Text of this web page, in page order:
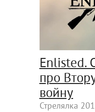
Enlisted.
про
войну
Стрелялка